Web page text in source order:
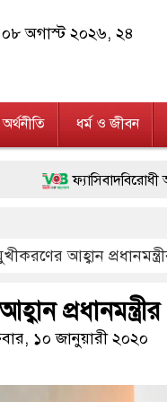
০৮ অগাস্ট ২০২৬, ২৪
অর্থনীতি ধর্ম ও জীবন
আন্দোলনে
পরিবর্তন চেয়েছে বলেই
লাখ টাকার জাল নোটসহ
ও গণতন্ত্রের মূর্তমান
বিদেশি পিস্তল,
আহ্বান
প্রধানমন্ত্রীর
১০ জানুয়ারী ২০২০